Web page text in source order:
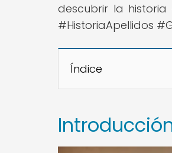
descubrir la
#HistoriaApellidos
Índice